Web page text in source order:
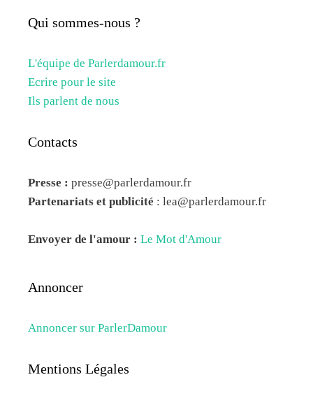
Qui sommes-nous ?
L'équipe de Parlerdamour.fr
Ecrire pour le site
Ils parlent de nous
Contacts
Presse : presse@parlerdamour.fr
Partenariats et publicité : lea@parlerdamour.fr
Envoyer de l'amour : Le Mot d'Amour
Annoncer
Annoncer sur ParlerDamour
Mentions Légales